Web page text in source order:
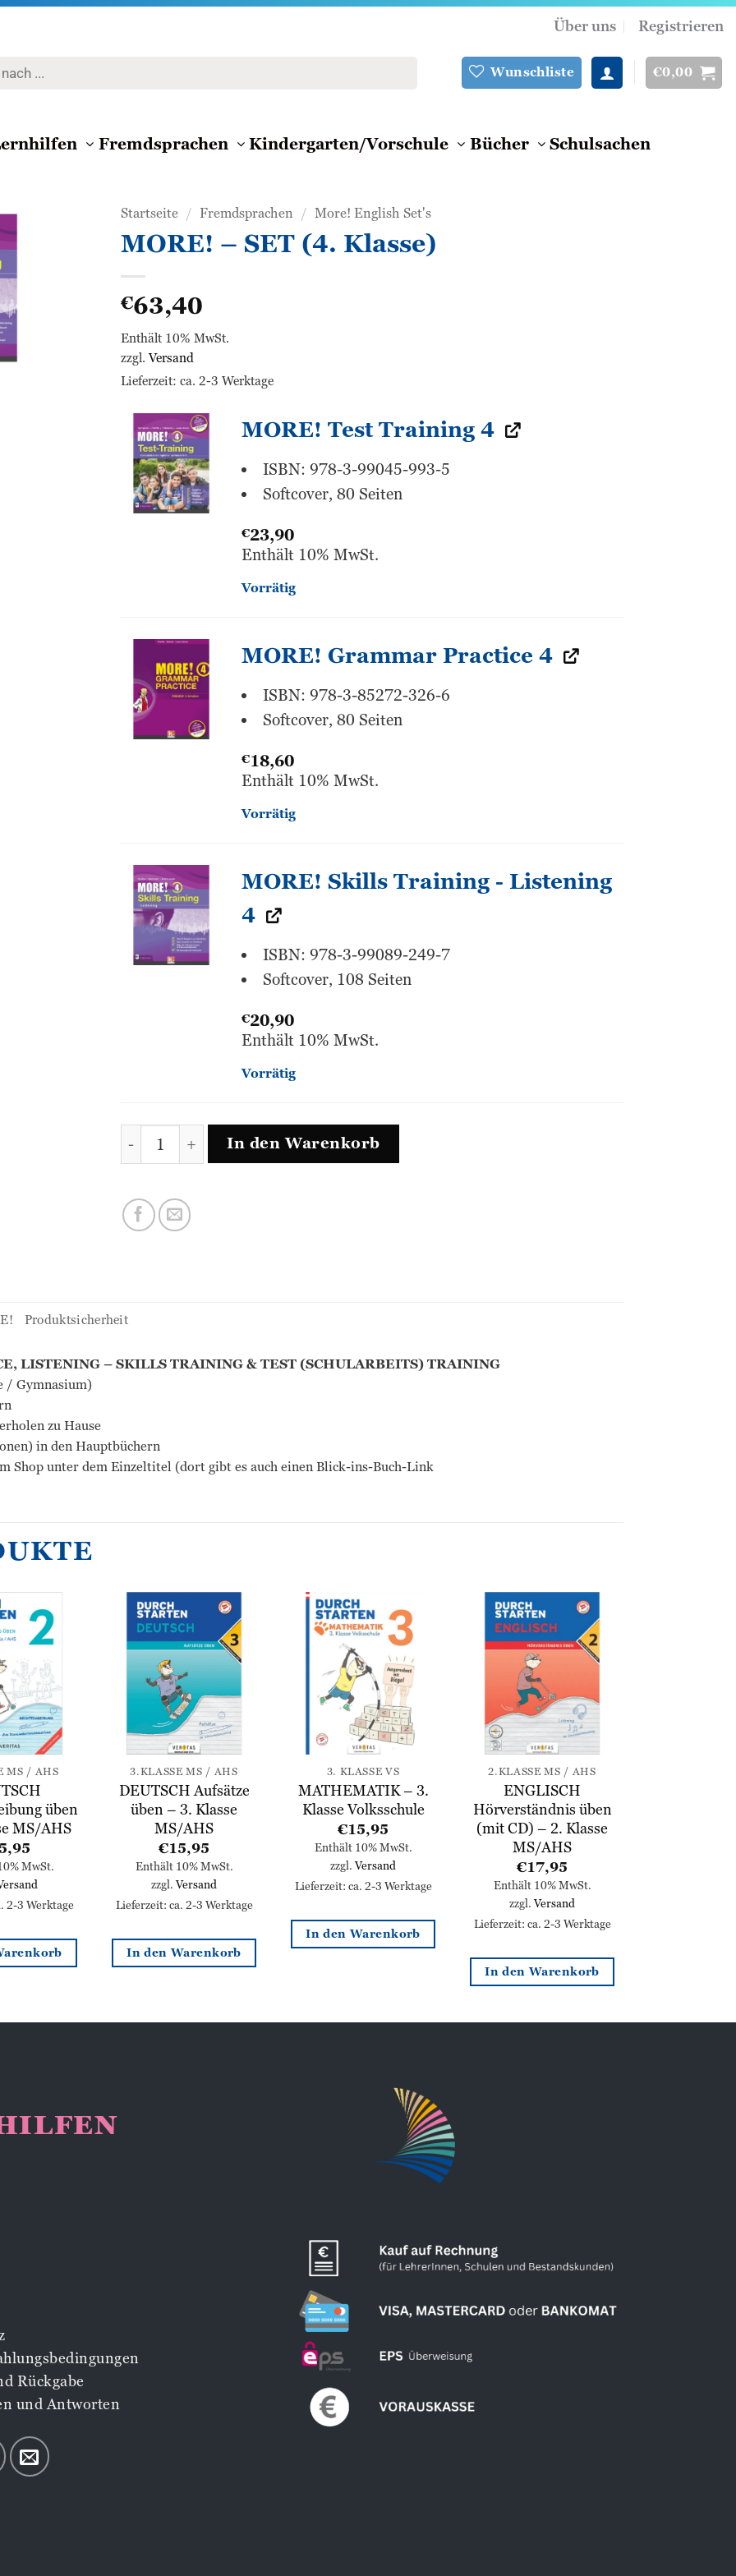
Über uns
Registrieren
Wunschliste €0,00
Fremdsprachen Kindergarten/Vorschule Bücher Schulsachen
Wunschliste
hinzufügen
Startseite / Fremdsprachen / More! English Set's
MORE! – SET (4. Klasse)
€63,40
Enthält 10% MwSt.
zzgl.Versand
Lieferzeit: ca. 2-3 Werktage
MORE! Test Training 4
ISBN: 978-3-99045-993-5
Softcover, 80 Seiten
€23,90
Enthält 10% MwSt.
Vorrätig
MORE! Grammar Practice 4
ISBN: 978-3-85272-326-6
Softcover, 80 Seiten
€18,60
Enthält 10% MwSt.
Vorrätig
MORE! Skills Training - Listening
4
ISBN: 978-3-99089-249-7
Softcover, 108 Seiten
€20,90
Enthält 10% MwSt.
Vorrätig
MORE! - SET (4. Klasse) Menge
In den Warenkorb
Produktsicherheit
LISTENING – SKILLS TRAINING & TEST (SCHULARBEITS) TRAINING
/ Gymnasium)
zu Hause
in den Hauptbüchern
Shop unter dem Einzeltitel (dort gibt es auch einen Blick-ins-Buch-Link
Zur
Wunschliste
hinzufügen
MS / AHS
üben
MS/AHS
MwSt.
2-3 Werktage
Zur
Wunschliste
hinzufügen
3.KLASSE MS / AHS
DEUTSCH Aufsätze
üben – 3. Klasse
MS/AHS
€15,95
Enthält 10% MwSt.
zzgl.Versand
Lieferzeit: ca. 2-3 Werktage
In den Warenkorb
Zur
Wunschliste
hinzufügen
3. KLASSE VS
MATHEMATIK – 3.
Klasse Volksschule
€15,95
Enthält 10% MwSt.
zzgl.Versand
Lieferzeit: ca. 2-3 Werktage
In den Warenkorb
Zur
Wunschliste
2.KLASSE MS / AHS
ENGLISCH
Hörverständnis üben
(mit CD) – 2. Klasse
MS/AHS
€17,95
Enthält 10% MwSt.
zzgl.Versand
Lieferzeit: ca. 2-3 Werktage
In den Warenkorb
Rückgabe
und Antworten